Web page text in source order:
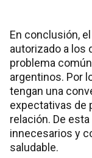
En conclusión,
autorizado a los
problema
argentinos. Por
tengan una
expectativas de
relación. De
innecesarios y
saludable.